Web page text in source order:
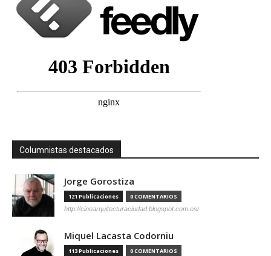
Columnistas destacados
Jorge Gorostiza
121 Publicaciones 0 COMENTARIOS
http://cinearquitecturaciudad.blogspot.com.es/
Miquel Lacasta Codorniu
113 Publicaciones 0 COMENTARIOS